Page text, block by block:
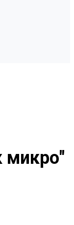
микро"